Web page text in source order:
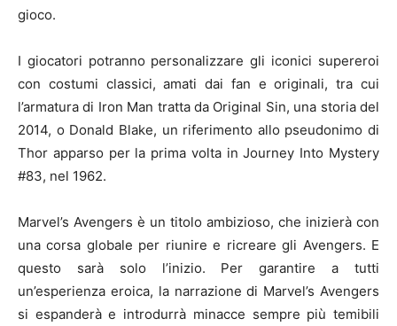
gioco.
I giocatori potranno personalizzare gli iconici supereroi
con costumi classici, amati dai fan e originali, tra cui
l’armatura di Iron Man tratta da Original Sin, una storia del
2014, o Donald Blake, un riferimento allo pseudonimo di
Thor apparso per la prima volta in Journey Into Mystery
#83, nel 1962.
Marvel’s Avengers è un titolo ambizioso, che inizierà con
una corsa globale per riunire e ricreare gli Avengers. E
questo sarà solo l’inizio. Per garantire a tutti
un’esperienza eroica, la narrazione di Marvel’s Avengers
si espanderà e introdurrà minacce sempre più temibili